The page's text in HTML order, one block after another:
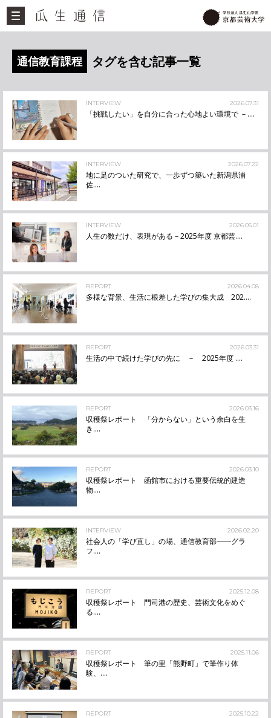
通信教育課程 タグを含む記事一覧
INTERVIEW 2026.07.31
「挑戦したい」を自分に合った心地よい環境で －....
INTERVIEW 2026.07.22
地に足のついた研究で、一歩ずつ築いた新潟県浦
佐....
INTERVIEW 2026.05.01
人生の数だけ、表現がある－2025年度 京都芸....
REPORT 2026.04.08
多様な背景、生活に根差した学びの集大成 202....
REPORT 2026.03.31
生活の中で続けた学びの先に － 2025年度 ....
REPORT 2026.03.16
収穫祭レポート 「分からない」という余白を生
き....
REPORT 2026.03.10
収穫祭レポート 函館市における重要伝統的建造
物....
INTERVIEW 2026.02.20
社会人の「学び直し」の場、通信教育部――グラ
フ....
REPORT 2025.12.08
収穫祭レポート 門司港の歴史、芸術文化をめぐ
る....
REPORT 2025.11.06
収穫祭レポート 筆の里「熊野町」で筆作り体
験、....
REPORT 2025.10.22